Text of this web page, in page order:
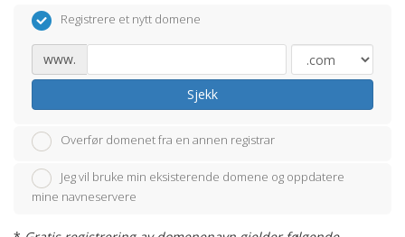
Registrere et nytt domene
www.
Sjekk
Overfør domenet fra en annen registrar
Jeg vil bruke min eksisterende domene og oppdatere
mine navneservere